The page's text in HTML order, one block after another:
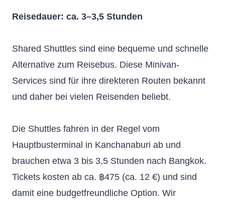
Reisedauer: ca. 3–3,5 Stunden
Shared Shuttles sind eine bequeme und schnelle
Alternative zum Reisebus. Diese Minivan-
Services sind für ihre direkteren Routen bekannt
und daher bei vielen Reisenden beliebt.
Die Shuttles fahren in der Regel vom
Hauptbusterminal in Kanchanaburi ab und
brauchen etwa 3 bis 3,5 Stunden nach Bangkok.
Tickets kosten ab ca. ฿475 (ca. 12 €) und sind
damit eine budgetfreundliche Option. Wir